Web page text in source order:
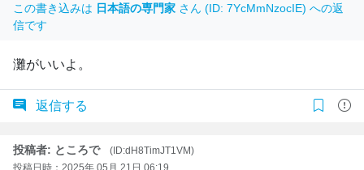
この書き込みは 日本語の専門家 さん (ID: 7YcMmNzocIE) への返
信です
灘がいいよ。
返信する
投稿者: ところで
(ID:dH8TimJT1VM)
投稿日時：2025年 05月 21日 06:19